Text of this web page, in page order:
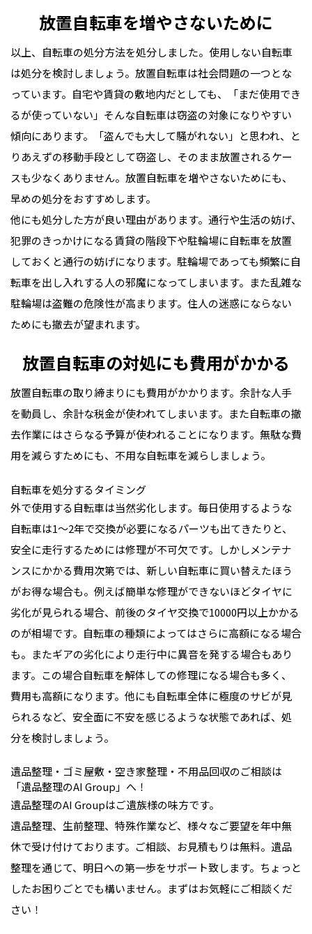
放置自転車を増やさないために
以上、自転車の処分方法を処分しました。使用しない自転車
は処分を検討しましょう。放置自転車は社会問題の一つとな
っています。自宅や賃貸の敷地内だとしても、「まだ使用でき
るが使っていない」そんな自転車は窃盗の対象になりやすい
傾向にあります。「盗んでも大して騒がれない」と思われ、と
りあえずの移動手段として窃盗し、そのまま放置されるケー
スも少なくありません。放置自転車を増やさないためにも、
早めの処分をおすすめします。
他にも処分した方が良い理由があります。通行や生活の妨げ、
犯罪のきっかけになる賃貸の階段下や駐輪場に自転車を放置
しておくと通行の妨げになります。駐輪場であっても頻繁に自
転車を出し入れする人の邪魔になってしまいます。また乱雑な
駐輪場は盗難の危険性が高まります。住人の迷惑にならない
ためにも撤去が望まれます。
放置自転車の対処にも費用がかかる
放置自転車の取り締まりにも費用がかかります。余計な人手
を動員し、余計な税金が使われてしまいます。また自転車の撤
去作業にはさらなる予算が使われることになります。無駄な費
用を減らすためにも、不用な自転車を減らしましょう。
自転車を処分するタイミング
外で使用する自転車は当然劣化します。毎日使用するような
自転車は1〜2年で交換が必要になるパーツも出てきたりと、
安全に走行するためには修理が不可欠です。しかしメンテナ
ンスにかかる費用次第では、新しい自転車に買い替えたほう
がお得な場合も。例えば簡単な修理ができないほどタイヤに
劣化が見られる場合、前後のタイヤ交換で10000円以上かかる
のが相場です。自転車の種類によってはさらに高額になる場合
も。またギアの劣化により走行中に異音を発する場合もあり
ます。この場合自転車を解体しての修理になる場合も多く、
費用も高額になります。他にも自転車全体に極度のサビが見
られるなど、安全面に不安を感じるような状態であれば、処
分を検討しましょう。
遺品整理・ゴミ屋敷・空き家整理・不用品回収のご相談は
「遺品整理のAI Group」へ！
遺品整理のAI Groupはご遺族様の味方です。
遺品整理、生前整理、特殊作業など、様々なご要望を年中無
休で受け付けております。ご相談、お見積もりは無料。遺品
整理を通じて、明日への第一歩をサポート致します。ちょっと
したお困りごとでも構いません。まずはお気軽にご相談くだ
さい！